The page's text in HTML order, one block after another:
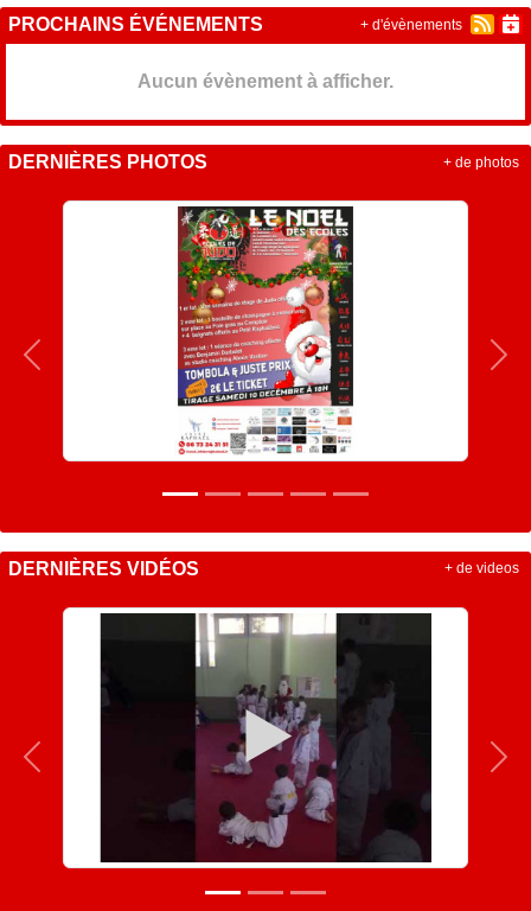
PROCHAINS ÉVÉNEMENTS
Aucun évènement à afficher.
+ d'évènements
DERNIÈRES PHOTOS
Précedent
+ de photos
DERNIÈRES VIDÉOS
Précedent
+ de videos